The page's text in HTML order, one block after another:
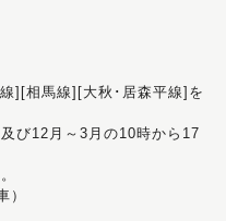
][相馬線][大秋･居森平線]を
び12月～3月の10時から17
）